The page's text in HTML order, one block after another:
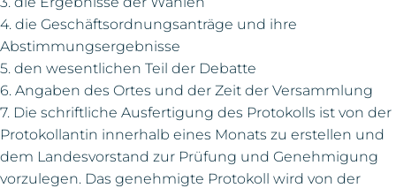
4. die Geschäftsordnungsanträge und ihre
Abstimmungsergebnisse
5. den wesentlichen Teil der Debatte
6. Angaben des Ortes und der Zeit der Versammlung
7. Die schriftliche Ausfertigung des Protokolls ist von der
Protokollantin innerhalb eines Monats zu erstellen und
dem Landesvorstand zur Prüfung und Genehmigung
vorzulegen. Das genehmigte Protokoll wird von der